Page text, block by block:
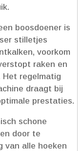
boosdoener is
stilletjes
voorkom
raken en
Het regelmatig
draagt bij
prestaties.​
schone
door te
van alle hoeken